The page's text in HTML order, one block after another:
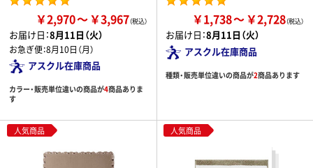
￥2,970 ￥3,967
お届け日：8月11日（火）
お急ぎ便：8月10日（月）
アスクル在庫商品
カラー・販売単位違いの商品が4商品ありま
す
￥1,738 ￥2,728
お届け日：8月11日（火）
アスクル在庫商品
種類・販売単位違いの商品が2商品あります
人気商品 人気商品